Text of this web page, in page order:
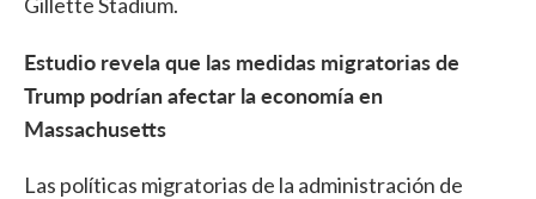
Estudio revela que las medidas migratorias de
Trump podrían afectar la economía en
Massachusetts
Las políticas migratorias de la administración de